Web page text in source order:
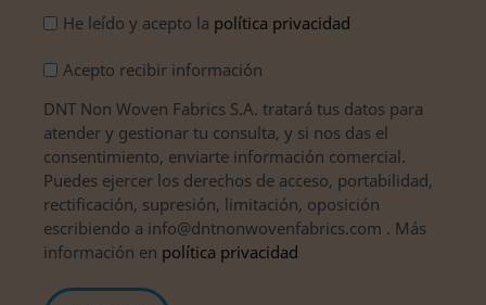
Aviso
*
He leído y acepto la política privacidad
Suscripción
Acepto recibir información
DNT Non Woven Fabrics S.A. tratará tus datos para
atender y gestionar tu consulta, y si nos das el
consentimiento, enviarte información comercial.
Puedes ejercer los derechos de acceso, portabilidad,
rectificación, supresión, limitación, oposición
escribiendo a info@dntnonwovenfabrics.com . Más
información en política privacidad